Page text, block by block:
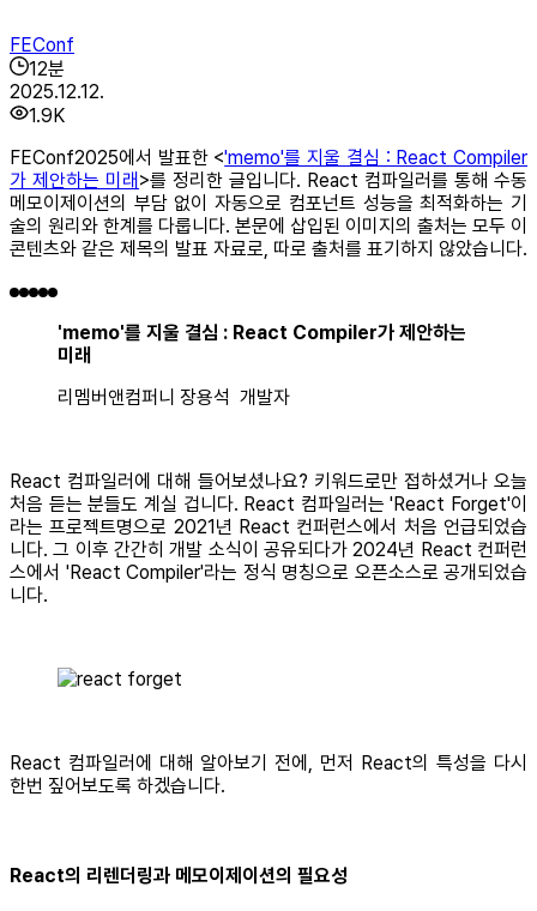
FEConf
12분
2025.12.12.
1.9K
FEConf2025에서 발표한 <'memo'를 지울 결심 : React Compiler
가 제안하는 미래>를 정리한 글입니다. React 컴파일러를 통해 수동
메모이제이션의 부담 없이 자동으로 컴포넌트 성능을 최적화하는 기
술의 원리와 한계를 다룹니다. 본문에 삽입된 이미지의 출처는 모두 이
콘텐츠와 같은 제목의 발표 자료로, 따로 출처를 표기하지 않았습니다.
'memo'를 지울 결심 : React Compiler가 제안하는
미래
리멤버앤컴퍼니 장용석 개발자
React 컴파일러에 대해 들어보셨나요? 키워드로만 접하셨거나 오늘
처음 듣는 분들도 계실 겁니다. React 컴파일러는 'React Forget'이
라는 프로젝트명으로 2021년 React 컨퍼런스에서 처음 언급되었습
니다. 그 이후 간간히 개발 소식이 공유되다가 2024년 React 컨퍼런
스에서 'React Compiler'라는 정식 명칭으로 오픈소스로 공개되었습
니다.
React 컴파일러에 대해 알아보기 전에, 먼저 React의 특성을 다시
한번 짚어보도록 하겠습니다.
React의 리렌더링과 메모이제이션의 필요성